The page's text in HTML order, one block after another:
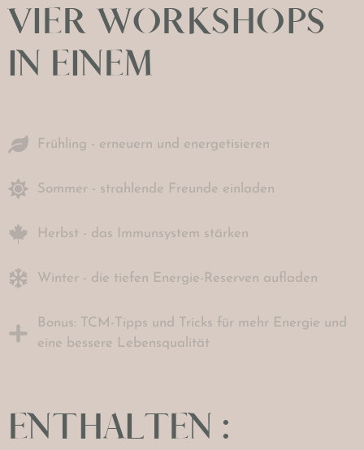
VIER WORKSHOPS
IN EINEM
Frühling - erneuern und energetisieren
Sommer - strahlende Freunde einladen
Herbst - das Immunsystem stärken
Winter - die tiefen Energie-Reserven aufladen
Bonus: TCM-Tipps und Tricks für mehr Energie und
eine bessere Lebensqualität
ENTHALTEN :